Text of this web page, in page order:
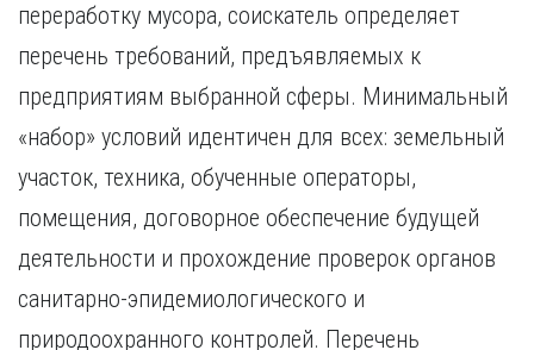
переработку мусора, соискатель определяет
перечень требований, предъявляемых к
предприятиям выбранной сферы. Минимальный
«набор» условий идентичен для всех: земельный
участок, техника, обученные операторы,
помещения, договорное обеспечение будущей
деятельности и прохождение проверок органов
санитарно-эпидемиологического и
природоохранного контролей. Перечень